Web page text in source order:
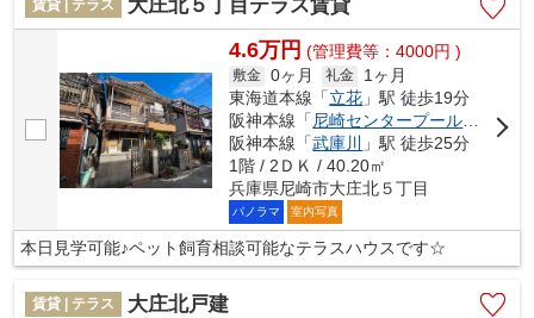
賃貸 | テラス 大庄北５丁目テラス賃貸
4.6万円 (管理費等：4000円 )
敷金 0ヶ月 礼金
1ヶ月
東海道本線「立花 」駅 徒歩19分
阪神本線「尼崎センタープール前
」駅
阪神本線「武庫川
」駅 徒歩25分
1階 / 2ＤＫ / 40.20㎡
兵庫県尼崎市大庄北５丁目
パノラマ 室内写真
本日見学可能♪ペット飼育相談可能なテラスハウスです☆
賃貸 | テラス 大庄北戸建